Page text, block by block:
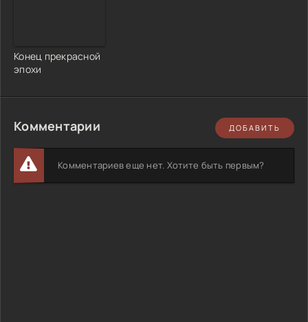
Конец прекрасной
эпохи
Комментарии ДОБАВИТЬ
Комментариев еще нет. Хотите быть первым?